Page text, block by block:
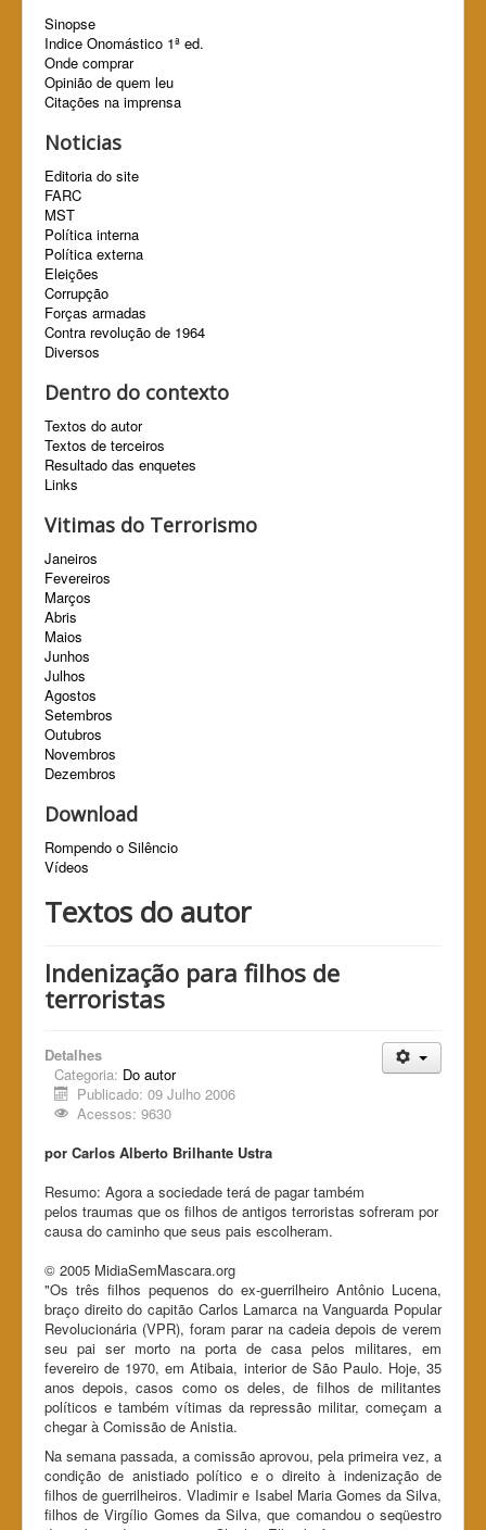
Sinopse
Indice Onomástico 1ª ed.
Onde comprar
Opinião de quem leu
Citações na imprensa
Noticias
Editoria do site
FARC
MST
Política interna
Política externa
Eleições
Corrupção
Forças armadas
Contra revolução de 1964
Diversos
Dentro do contexto
Textos do autor
Textos de terceiros
Resultado das enquetes
Links
Vitimas do Terrorismo
Janeiros
Fevereiros
Marços
Abris
Maios
Junhos
Julhos
Agostos
Setembros
Outubros
Novembros
Dezembros
Download
Rompendo o Silêncio
Vídeos
Textos do autor
Indenização para filhos de
terroristas
Detalhes
Categoria: Do autor
Publicado: 09 Julho 2006
Acessos: 9630
por Carlos Alberto Brilhante Ustra
Resumo: Agora a sociedade terá de pagar também
pelos traumas que os filhos de antigos terroristas sofreram por
causa do caminho que seus pais escolheram.
© 2005 MidiaSemMascara.org
"Os três filhos pequenos do ex-guerrilheiro Antônio Lucena,
braço direito do capitão Carlos Lamarca na Vanguarda Popular
Revolucionária (VPR), foram parar na cadeia depois de verem
seu pai ser morto na porta de casa pelos militares, em
fevereiro de 1970, em Atibaia, interior de São Paulo. Hoje, 35
anos depois, casos como os deles, de filhos de militantes
políticos e também vítimas da repressão militar, começam a
chegar à Comissão de Anistia.
Na semana passada, a comissão aprovou, pela primeira vez, a
condição de anistiado político e o direito à indenização de
filhos de guerrilheiros. Vladimir e Isabel Maria Gomes da Silva,
filhos de Virgílio Gomes da Silva, que comandou o seqüestro